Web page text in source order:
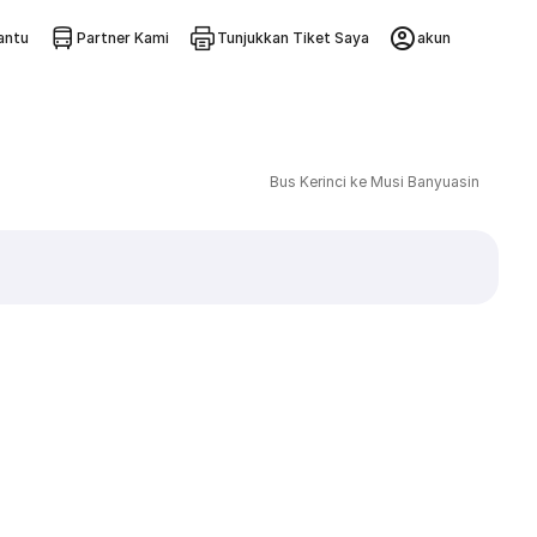
Partner Kami Tunjukkan Tiket Saya akun
Bus Kerinci ke Musi Banyuasin